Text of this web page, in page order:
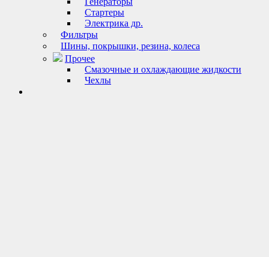
Стартеры
Электрика др.
Фильтры
Шины, покрышки, резина, колеса
Прочее
Смазочные и охлаждающие жидкости
Чехлы